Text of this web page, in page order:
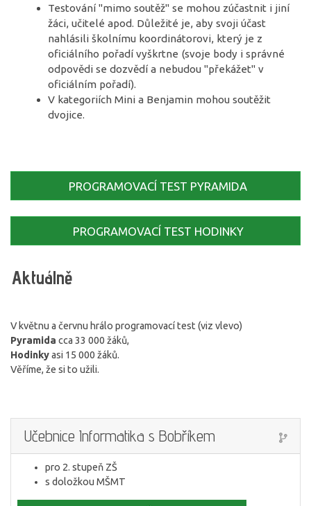
Testování "mimo soutěž" se mohou zúčastnit i jiní
žáci, učitelé apod. Důležité je, aby svoji účast
nahlásili školnímu koordinátorovi, který je z
oficiálního pořadí vyškrtne (svoje body i správné
odpovědi se dozvědí a nebudou "překážet" v
oficiálním pořadí).
V kategoriích Mini a Benjamin mohou soutěžit
dvojice.
PROGRAMOVACÍ TEST PYRAMIDA
PROGRAMOVACÍ TEST HODINKY
Aktuálně
V květnu a červnu hrálo programovací test (viz vlevo)
Pyramida cca 33 000 žáků,
Hodinkyasi 15 000 žáků.
Věříme, že si to užili.
Učebnice Informatika s Bobříkem
pro 2. stupeň ZŠ
s doložkou MŠMT